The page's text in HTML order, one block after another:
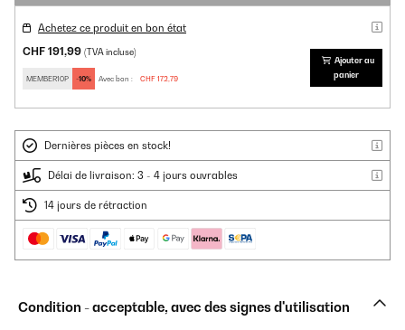
Achetez ce produit en bon état
CHF 191,99 (TVA incluse)
MEMBER10P -10% Avec bon : CHF 172,79
Ajouter au
panier
Dernières pièces en stock!
Délai de livraison: 3 - 4 jours ouvrables
14 jours de rétraction
Condition - acceptable, avec des signes d'utilisation